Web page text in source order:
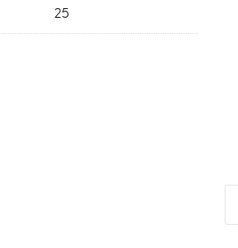
25